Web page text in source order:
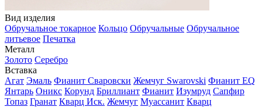
Вид изделия
Обручальное токарное Кольцо Обручальные Обручальное
литьевое Печатка
Металл
Золото Серебро
Вставка
Агат Эмаль Фианит Сваровски Жемчуг Swarovski Фианит EQ
Янтарь Оникс Корунд Бриллиант Фианит Изумруд Сапфир
Топаз Гранат Кварц Иск. Жемчуг Муассанит Кварц